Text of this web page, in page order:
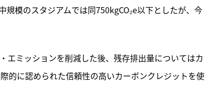
規模のスタジアムでは同750kgCO₂e以下としたが、今
ミッションを削減した後、残存排出量についてはカ
的に認められた信頼性の高いカーボンクレジットを使